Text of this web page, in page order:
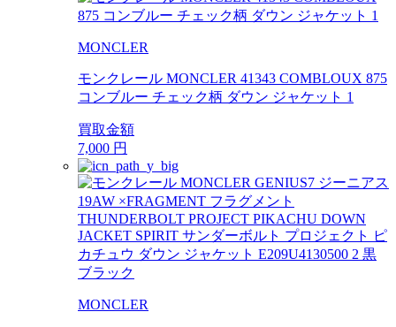
MONCLER
モンクレール MONCLER 41343 COMBLOUX 875
コンブルー チェック柄 ダウン ジャケット 1
買取金額
7,000 円
MONCLER